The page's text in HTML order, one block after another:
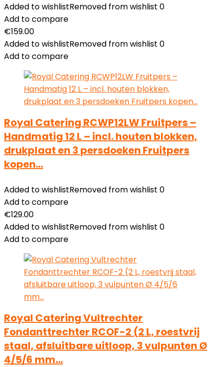
Added to wishlistRemoved from wishlist 0
Add to compare
€159.00
Added to wishlistRemoved from wishlist 0
Add to compare
Royal Catering RCWP12LW Fruitpers –
Handmatig 12 L – incl. houten blokken,
drukplaat en 3 persdoeken Fruitpers
kopen…
Added to wishlistRemoved from wishlist 0
Add to compare
€129.00
Added to wishlistRemoved from wishlist 0
Add to compare
Royal Catering Vultrechter
Fondanttrechter RCOF-2 (2 L, roestvrij
staal, afsluitbare uitloop, 3 vulpunten Ø
4/5/6 mm…